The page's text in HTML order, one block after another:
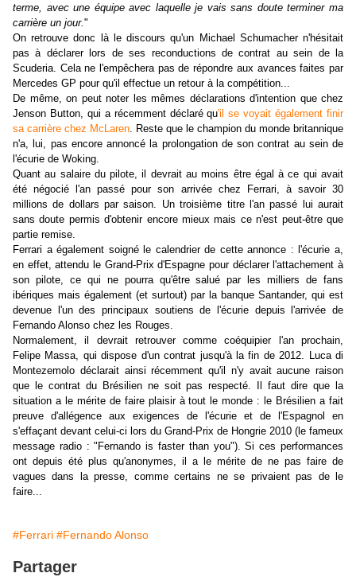
terme, avec une équipe avec laquelle je vais sans doute terminer ma
carrière un jour."
On retrouve donc là le discours qu'un Michael Schumacher n'hésitait
pas à déclarer lors de ses reconductions de contrat au sein de la
Scuderia. Cela ne l'empêchera pas de répondre aux avances faites par
Mercedes GP pour qu'il effectue un retour à la compétition...
De même, on peut noter les mêmes déclarations d'intention que chez
Jenson Button, qui a récemment déclaré qu'il se voyait également finir
sa carrière chez McLaren. Reste que le champion du monde britannique
n'a, lui, pas encore annoncé la prolongation de son contrat au sein de
l'écurie de Woking.
Quant au salaire du pilote, il devrait au moins être égal à ce qui avait
été négocié l'an passé pour son arrivée chez Ferrari, à savoir 30
millions de dollars par saison. Un troisième titre l'an passé lui aurait
sans doute permis d'obtenir encore mieux mais ce n'est peut-être que
partie remise.
Ferrari a également soigné le calendrier de cette annonce : l'écurie a,
en effet, attendu le Grand-Prix d'Espagne pour déclarer l'attachement à
son pilote, ce qui ne pourra qu'être salué par les milliers de fans
ibériques mais également (et surtout) par la banque Santander, qui est
devenue l'un des principaux soutiens de l'écurie depuis l'arrivée de
Fernando Alonso chez les Rouges.
Normalement, il devrait retrouver comme coéquipier l'an prochain,
Felipe Massa, qui dispose d'un contrat jusqu'à la fin de 2012. Luca di
Montezemolo déclarait ainsi récemment qu'il n'y avait aucune raison
que le contrat du Brésilien ne soit pas respecté. Il faut dire que la
situation a le mérite de faire plaisir à tout le monde : le Brésilien a fait
preuve d'allégence aux exigences de l'écurie et de l'Espagnol en
s'effaçant devant celui-ci lors du Grand-Prix de Hongrie 2010 (le fameux
message radio : "Fernando is faster than you"). Si ces performances
ont depuis été plus qu'anonymes, il a le mérite de ne pas faire de
vagues dans la presse, comme certains ne se privaient pas de le
faire...
#Ferrari #Fernando Alonso
Partager